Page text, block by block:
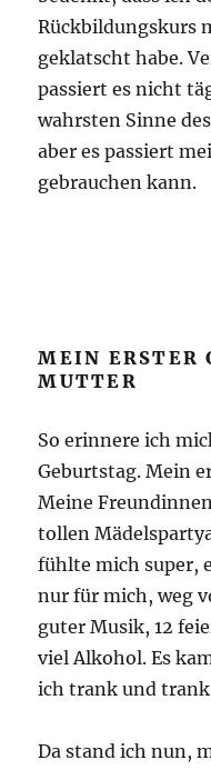
Rückbildungskurs
geklatscht habe.
passiert es nicht
wahrsten Sinne
aber es passiert
gebrauchen kann.
MEIN ERSTER
MUTTER
So erinnere ich
Geburtstag. Mein
Meine
tollen
fühlte mich super,
nur für mich, weg
guter Musik, 12
viel Alkohol. Es
ich trank und
Da stand ich nun,